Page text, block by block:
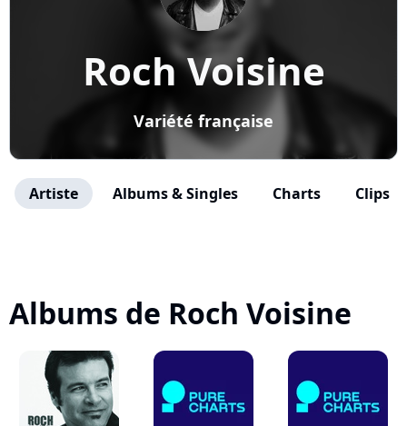
Roch Voisine
Variété française
Artiste Albums & Singles Charts Clips
Albums de Roch Voisine